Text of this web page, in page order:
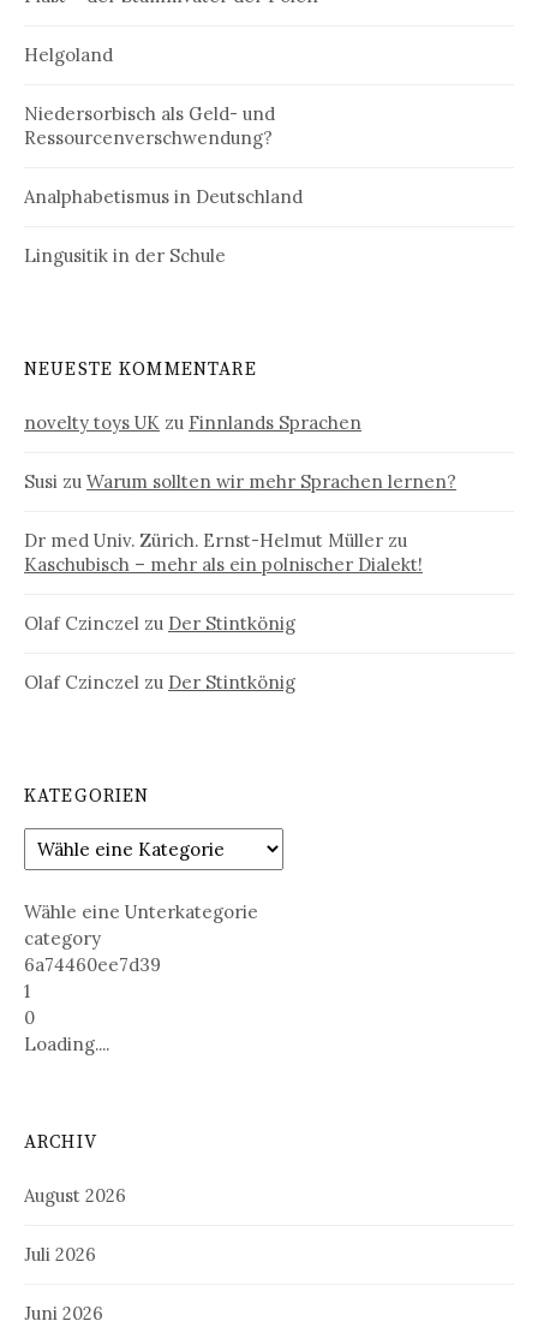
Helgoland
Niedersorbisch als Geld- und
Ressourcenverschwendung?
Analphabetismus in Deutschland
Lingusitik in der Schule
NEUESTE KOMMENTARE
novelty toys UK zu Finnlands Sprachen
Susi zu Warum sollten wir mehr Sprachen lernen?
Dr med Univ. Zürich. Ernst-Helmut Müller zu
Kaschubisch – mehr als ein polnischer Dialekt!
Olaf Czinczel zu Der Stintkönig
Olaf Czinczel zu Der Stintkönig
KATEGORIEN
Wähle eine Unterkategorie
category
6a74460ee7d39
1
0
Loading....
ARCHIV
August 2026
Juli 2026
Juni 2026